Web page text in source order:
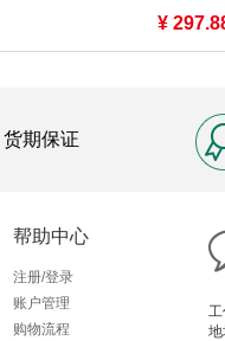
¥
货期保证
帮助中心
注册/登录
账户管理
购物流程
工